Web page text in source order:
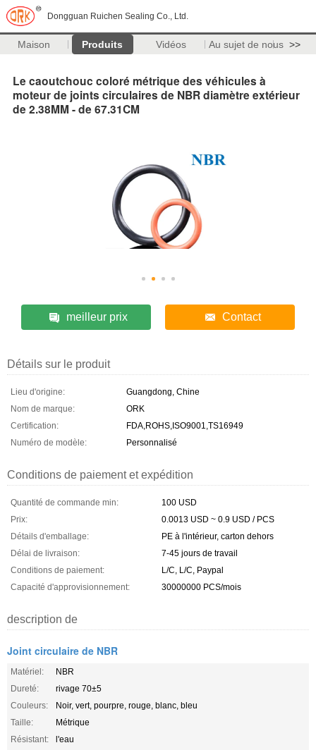
Dongguan Ruichen Sealing Co., Ltd.
Maison Produits Vidéos Au sujet de nous >>
Le caoutchouc coloré métrique des véhicules à
moteur de joints circulaires de NBR diamètre extérieur
de 2.38MM - de 67.31CM
meilleur prix Contact
Détails sur le produit
Lieu d'origine:
Guangdong, Chine
Nom de marque:
ORK
Certification:
FDA,ROHS,ISO9001,TS16949
Numéro de modèle:
Personnalisé
Conditions de paiement et expédition
Quantité de commande min:
100 USD
Prix:
0.0013 USD ~ 0.9 USD / PCS
Détails d'emballage:
PE à l'intérieur, carton dehors
Délai de livraison:
7-45 jours de travail
Conditions de paiement:
L/C, L/C, Paypal
Capacité d'approvisionnement:
30000000 PCS/mois
description de
Joint circulaire de NBR
Matériel:
NBR
Dureté:
rivage 70±5
Couleurs:
Noir, vert, pourpre, rouge, blanc, bleu
Taille:
Métrique
Résistant:
l'eau